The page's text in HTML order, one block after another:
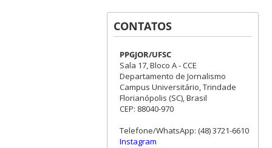
CONTATOS
PPGJOR/UFSC
Sala 17, Bloco A - CCE
Departamento de Jornalismo
Campus Universitário, Trindade
Florianópolis (SC), Brasil
CEP: 88040-970
Telefone/WhatsApp: (48) 3721-6610
Instagram